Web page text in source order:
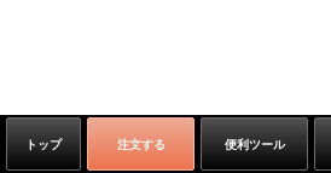
トップ 注文する 便利ツール